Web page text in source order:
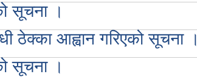
सूचना ।
ठेक्का आह्वान गरिएको सूचना ।
सूचना ।